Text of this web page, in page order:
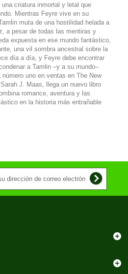
criatura inmortal y letal que
Mientras Feyre vive en su
muta de una hostilidad helada a
a pesar de todas las mentiras y
expuesta en ese mundo fantástico,
una vil sombra ancestral sobre la
día a día, y Feyre debe encontrar
a Tamlin –y a su mundo–
uno en ventas en The New
J. Maas, llega un nuevo libro
romance, aventura y las
en la historia más entrañable